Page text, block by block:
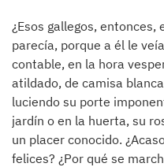
¿Esos gallegos,
parecía, porque a él le
contable, en la hora
atildado, de camisa
luciendo su porte
jardín o en la huerta, su
un placer conocido.
felices? ¿Por qué se